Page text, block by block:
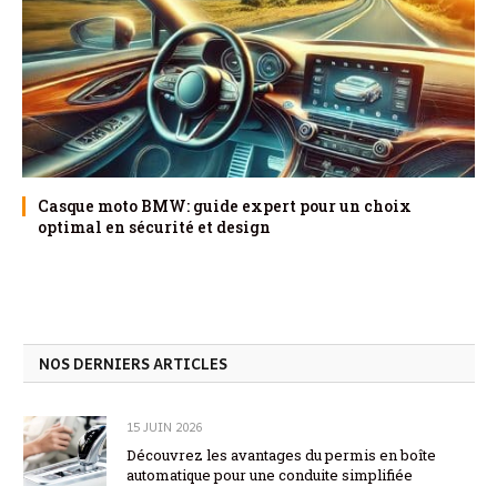
Casque moto BMW: guide expert pour un choix
optimal en sécurité et design
NOS DERNIERS ARTICLES
15 JUIN 2026
Découvrez les avantages du permis en boîte
automatique pour une conduite simplifiée